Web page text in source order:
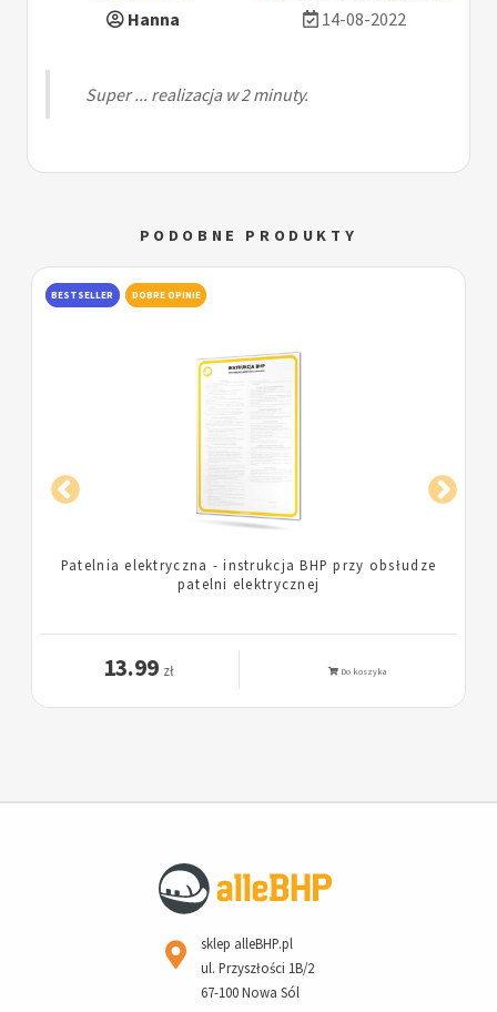
Hanna
14-08-2022
Super ... realizacja w 2 minuty.
PODOBNE PRODUKTY
BESTSELLER DOBRE OPINIE
Trzon kuchenny gazowy - instrukcja BHP przy
obsłudze kuchennego trzonu gazowego
13.99 zł Do koszyka
sklep alleBHP.pl
ul. Przyszłości 1B/2
67-100 Nowa Sól